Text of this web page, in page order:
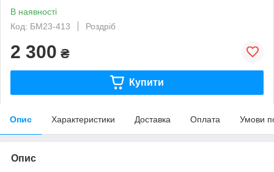
В наявності
Код: БМ23-413
Роздріб
2 300 ₴
Купити
Опис Характеристики Доставка Оплата Умови
Опис